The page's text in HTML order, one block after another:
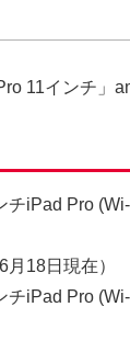
11インチ」
チiPad Pro
18日現在）
チiPad Pro